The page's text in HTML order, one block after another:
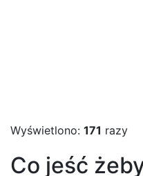
Wyświetlono: 171 razy
Co jeść